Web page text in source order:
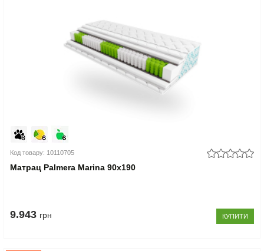
Код товару: 10110705
Матрац Palmera Marina 90x190
9.943 грн КУПИТИ